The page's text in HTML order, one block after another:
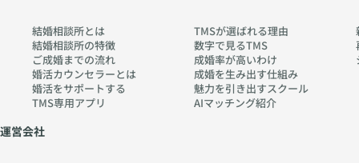
結婚相談所とは
結婚相談所の特徴
ご成婚までの流れ
婚活カウンセラーとは
婚活をサポートする
TMS専用アプリ
TMSが選ばれる理由
数字で見るTMS
成婚率が高いわけ
成婚を生み出す仕組み
魅力を引き出すスクール
AIマッチング紹介
運営会社